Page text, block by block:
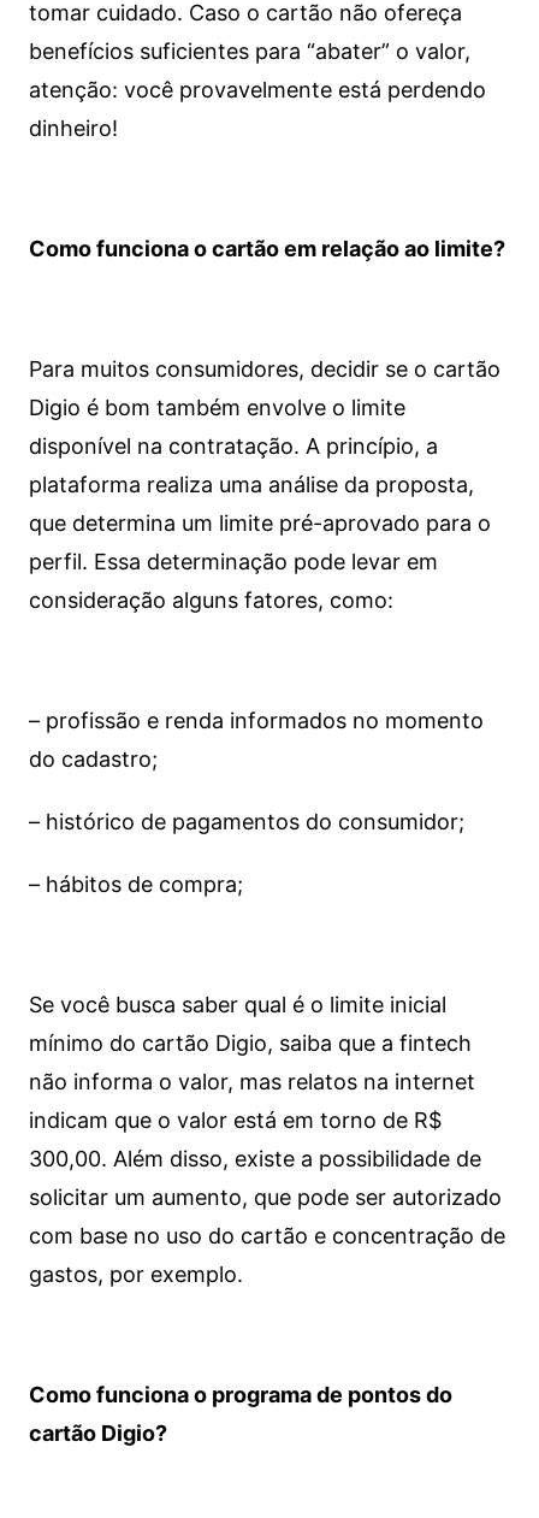
tomar cuidado. Caso o cartão não ofereça
benefícios suficientes para “abater” o valor,
atenção: você provavelmente está perdendo
dinheiro!
Como funciona o cartão em relação ao limite?
Para muitos consumidores, decidir se o cartão
Digio é bom também envolve o limite
disponível na contratação. A princípio, a
plataforma realiza uma análise da proposta,
que determina um limite pré-aprovado para o
perfil. Essa determinação pode levar em
consideração alguns fatores, como:
– profissão e renda informados no momento
do cadastro;
– histórico de pagamentos do consumidor;
– hábitos de compra;
Se você busca saber qual é o limite inicial
mínimo do cartão Digio, saiba que a fintech
não informa o valor, mas relatos na internet
indicam que o valor está em torno de R$
300,00. Além disso, existe a possibilidade de
solicitar um aumento, que pode ser autorizado
com base no uso do cartão e concentração de
gastos, por exemplo.
Como funciona o programa de pontos do
cartão Digio?